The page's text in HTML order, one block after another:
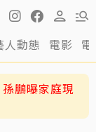
人動態 電影
鵬曝家庭現